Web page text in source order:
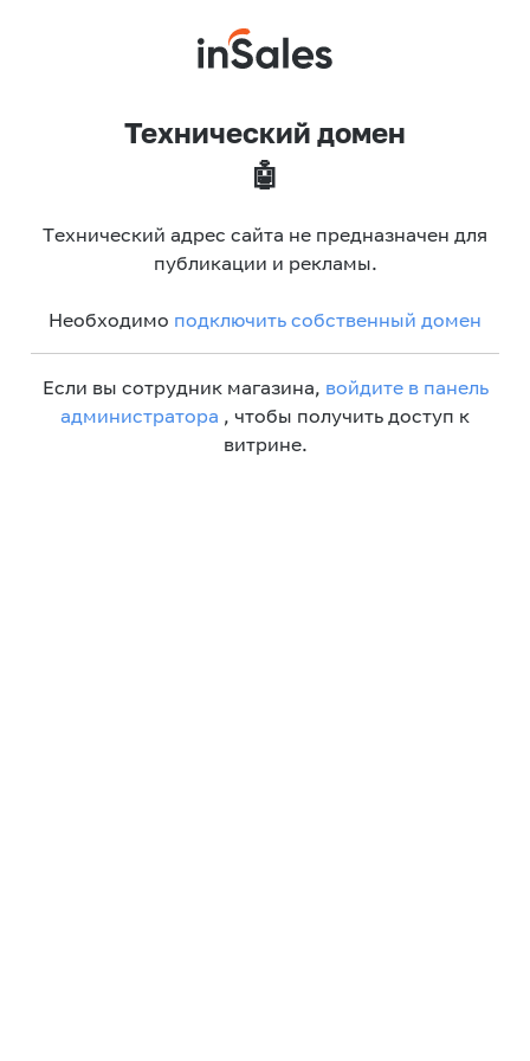
Технический домен
🤖
Технический адрес сайта не предназначен для
публикации и рекламы.
Необходимо подключить собственный домен
Если вы сотрудник магазина, войдите в панель
администратора , чтобы получить доступ к
витрине.